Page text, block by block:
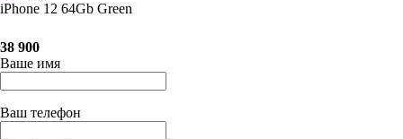
iPhone 12 64Gb Green
38 900
Ваше имя
Ваш телефон